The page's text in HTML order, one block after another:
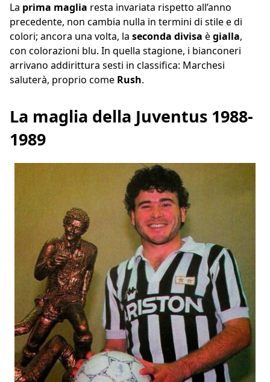
La prima maglia resta invariata rispetto all’anno
precedente, non cambia nulla in termini di stile e di
colori; ancora una volta, la seconda divisa ègialla,
con colorazioni blu. In quella stagione, i bianconeri
arrivano addirittura sesti in classifica: Marchesi
saluterà, proprio come Rush.
La maglia della Juventus 1988-
1989